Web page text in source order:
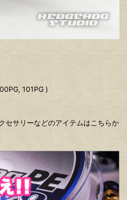
101PG )
セサリーなどのアイテムはこちらか